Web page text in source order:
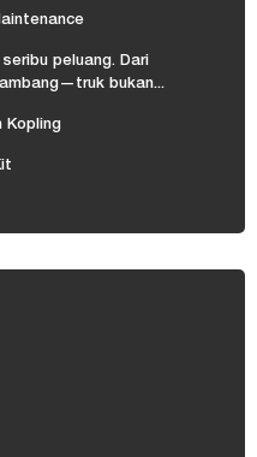
peluang. Dari
bukan...
Kopling